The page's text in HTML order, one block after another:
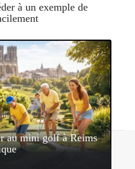
à un exemple de
au mini golf à Reims
légales Sitemap